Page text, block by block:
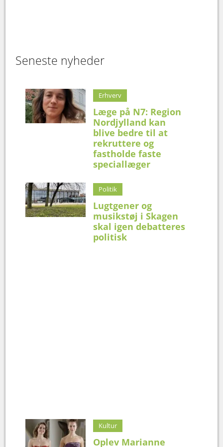
Seneste nyheder
Erhverv
Læge på N7: Region
Nordjylland kan
blive bedre til at
rekruttere og
fastholde faste
speciallæger
Politik
Lugtgener og
musikstøj i Skagen
skal igen debatteres
politisk
Kultur
Oplev Marianne